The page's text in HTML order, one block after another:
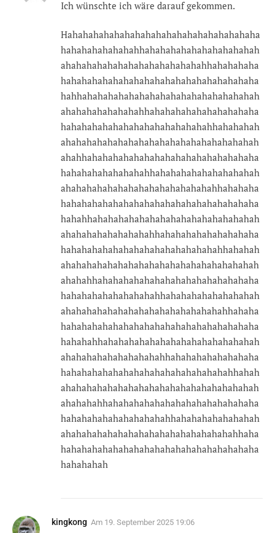
Ich wünschte ich wäre darauf gekommen.
Hahahahahahahahahahahahahahahahahahaha
hahahahahahahahhahahahahahahahahahahah
ahahahahahahahahahahahahahahhahahahaha
hahahahahahahahahahahahahahahahahahaha
hahhahahahahahahahahahahahahahahahahah
ahahahahahahahahhahahahahahahahahahaha
hahahahahahahahahahahahahahahhahahahah
ahahahahahahahahahahahahahahahahahahah
ahahhahahahahahahahahahahahahahahahaha
hahahahahahahahahhahahahahahahahahahah
ahahahahahahahahahahahahahahahhahahaha
hahahahahahahahahahahahahahahahahahaha
hahahhahahahahahahahahahahahahahahahah
ahahahahahahahahahhahahahahahahahahaha
hahahahahahahahahahahahahahahahhahahah
ahahahahahahahahahahahahahahahahahahah
ahahahhahahahahahahahahahahahahahahaha
hahahahahahahahahahhahahahahahahahahah
ahahahahahahahahahahahahahahahahhahaha
hahahahahahahahahahahahahahahahahahaha
hahahahhahahahahahahahahahahahahahahah
ahahahahahahahahahahhahahahahahahahaha
hahahahahahahahahahahahahahahahahhahah
ahahahahahahahahahahahahahahahahahahah
ahahahahhahahahahahahahahahahahahahaha
hahahahahahahahahahahhahahahahahahahah
ahahahahahahahahahahahahahahahahahhaha
hahahahahahahahahahahahahahahahahahaha
hahahahah
kingkong Am 19. September 2025 19:06